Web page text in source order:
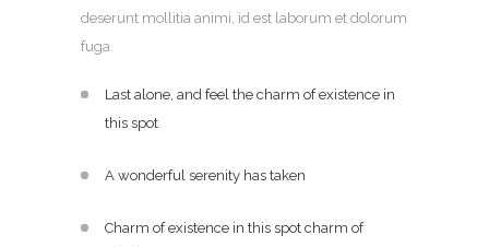
deserunt mollitia animi, id est laborum et dolorum
fuga.
Last alone, and feel the charm of existence in
this spot
A wonderful serenity has taken
Charm of existence in this spot charm of